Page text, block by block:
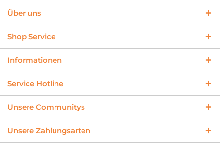
Über uns
Shop Service
Informationen
Service Hotline
Unsere Communitys
Unsere Zahlungsarten